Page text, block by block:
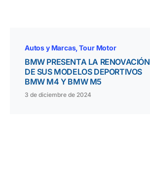
Autos y Marcas Tour Motor
BMW PRESENTA LA RENOVACIÓN
DE SUS MODELOS DEPORTIVOS
BMW M4 Y BMW M5
3 de diciembre de 2024